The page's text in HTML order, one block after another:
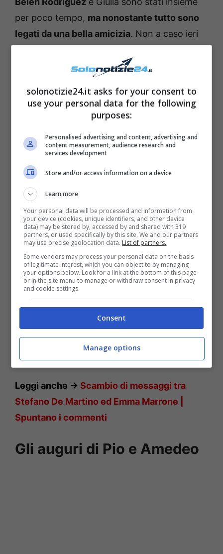
per poco tempo, ma nonostante tutto sono
legati da una bella amicizia. Non a caso ieri
Giulia Pauselli – Solonotizie24
Leggi anche -> Scambio di messaggi tra
Stefano De Martino ed Emma Marrone |
Spuntano i commenti
Gli auguri di Pio e Amedeo
solonotizie24.it asks for your consent to
use your personal data for the following
purposes:
Personalised advertising and content, advertising and
content measurement, audience research and
services development
Store and/or access information on a device
Learn more
Your personal data will be processed and information from
your device (cookies, unique identifiers, and other device
data) may be stored by, accessed by and shared with 319
partners, or used specifically by this site. We and our partners
may use precise geolocation data. List of partners.
Some vendors may process your personal data on the basis
of legitimate interest, which you can object to by managing
your options below. Look for a link at the bottom of this page
or in the site menu to manage or withdraw consent in privacy
and cookie settings.
Consent
Manage options